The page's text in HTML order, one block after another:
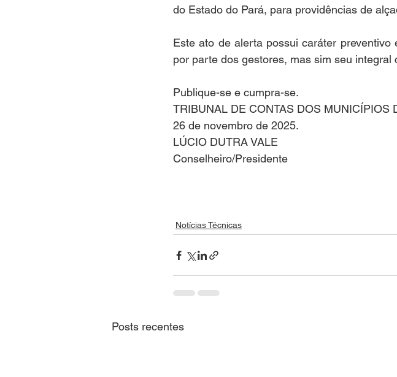
do Estado do Pará, para providências de
Este ato de alerta possui caráter
por parte dos gestores, mas sim seu integral
Publique-se e cumpra-se.
TRIBUNAL DE CONTAS DOS MUNICÍPIOS
26 de novembro de 2025.
LÚCIO DUTRA VALE
Conselheiro/Presidente
Notícias Técnicas
Posts recentes